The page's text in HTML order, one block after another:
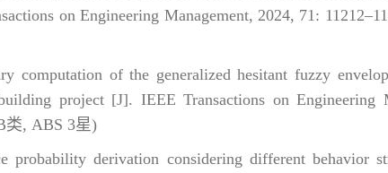
on Engineering Management, 2024, 71:
of the generalized hesitant fuzzy
project [J]. IEEE Transactions on Engineering
类, ABS 3星)
derivation considering different behavior